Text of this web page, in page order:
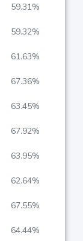
59.31%
59.32%
61.63%
67.36%
63.45%
67.92%
63.95%
62.64%
67.55%
64.44%